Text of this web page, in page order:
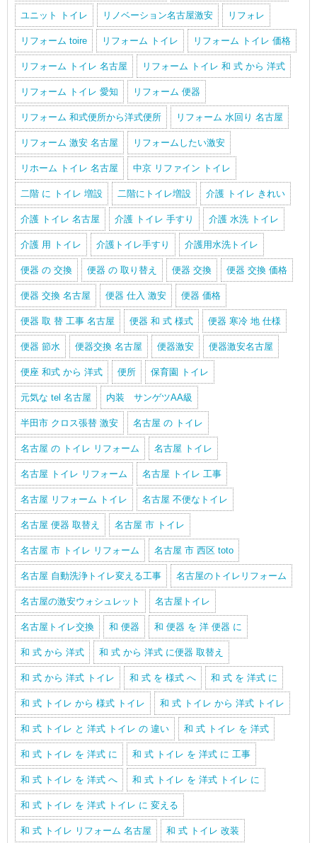
ユニット トイレ リノベーション名古屋激安 リフォレ
リフォーム toire リフォーム トイレ リフォーム トイレ 価格
リフォーム トイレ 名古屋 リフォーム トイレ 和 式 から 洋式
リフォーム トイレ 愛知 リフォーム 便器
リフォーム 和式便所から洋式便所 リフォーム 水回り 名古屋
リフォーム 激安 名古屋 リフォームしたい激安
リホーム トイレ 名古屋 中京 リファイン トイレ
二階 に トイレ 増設 二階にトイレ増設 介護 トイレ きれい
介護 トイレ 名古屋 介護 トイレ 手すり 介護 水洗 トイレ
介護 用 トイレ 介護トイレ手すり 介護用水洗トイレ
便器 の 交換 便器 の 取り替え 便器 交換 便器 交換 価格
便器 交換 名古屋 便器 仕入 激安 便器 価格
便器 取 替 工事 名古屋 便器 和 式 様式 便器 寒冷 地 仕様
便器 節水 便器交換 名古屋 便器激安 便器激安名古屋
便座 和式 から 洋式 便所 保育園 トイレ
元気な tel 名古屋 内装 サンゲツAA級
半田市 クロス張替 激安 名古屋 の トイレ
名古屋 の トイレ リフォーム 名古屋 トイレ
名古屋 トイレ リフォーム 名古屋 トイレ 工事
名古屋 リフォーム トイレ 名古屋 不便なトイレ
名古屋 便器 取替え 名古屋 市 トイレ
名古屋 市 トイレ リフォーム 名古屋 市 西区 toto
名古屋 自動洗浄トイレ変える工事 名古屋のトイレリフォーム
名古屋の激安ウォシュレット 名古屋トイレ
名古屋トイレ交換 和 便器 和 便器 を 洋 便器 に
和 式 から 洋式 和 式 から 洋式 に便器 取替え
和 式 から 洋式 トイレ 和 式 を 様式 へ 和 式 を 洋式 に
和 式 トイレ から 様式 トイレ 和 式 トイレ から 洋式 トイレ
和 式 トイレ と 洋式 トイレ の 違い 和 式 トイレ を 洋式
和 式 トイレ を 洋式 に 和 式 トイレ を 洋式 に 工事
和 式 トイレ を 洋式 へ 和 式 トイレ を 洋式 トイレ に
和 式 トイレ を 洋式 トイレ に 変える
和 式 トイレ リフォーム 名古屋 和 式 トイレ 改装